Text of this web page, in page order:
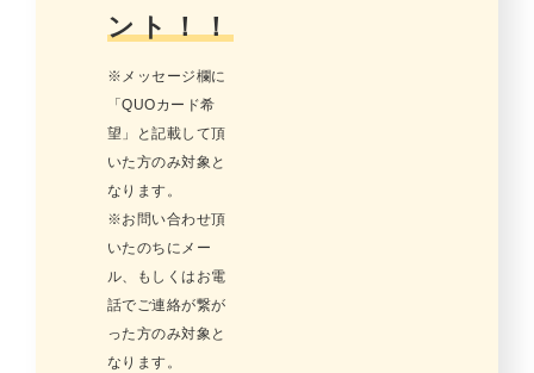
ント！！
※メッセージ欄に
「QUOカード希
望」と記載して頂
いた方のみ対象と
なります。
※お問い合わせ頂
いたのちにメー
ル、もしくはお電
話でご連絡が繋が
った方のみ対象と
なります。